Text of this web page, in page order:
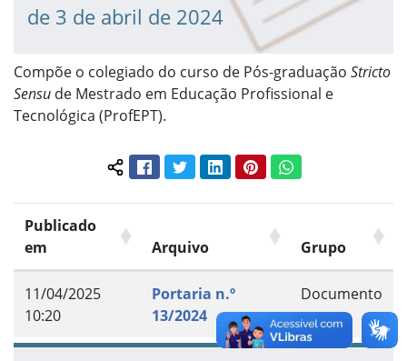
de 3 de abril de 2024
Compõe o colegiado do curso de Pós-graduação Stricto
Sensu de Mestrado em Educação Profissional e
Tecnológica (ProfEPT).
Compartilhar conteúdo:
FacebookTwitterLinkedInPinterestWhatsApp
Publicado
em
Arquivo Grupo
11/04/2025
10:20
Portaria n.º
13/2024
Documento